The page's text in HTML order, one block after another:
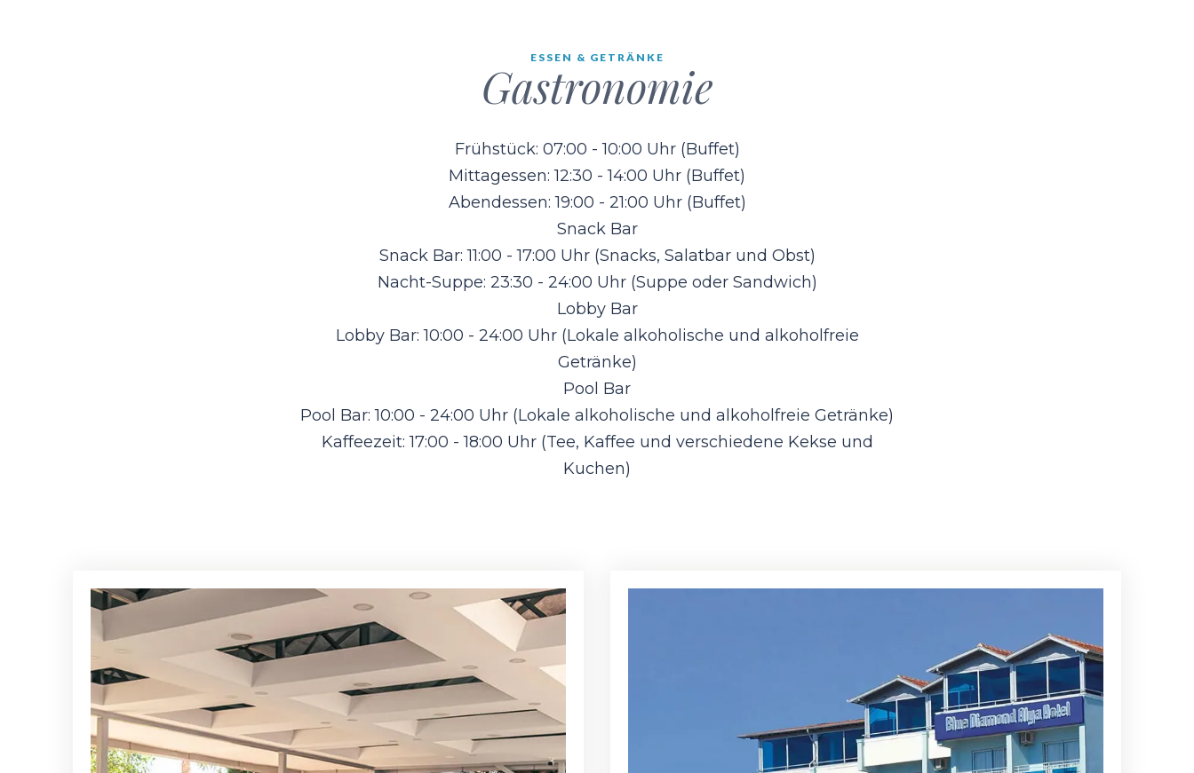
ESSEN & GETRÄNKE
Gastronomie
Frühstück: 07:00 - 10:00 Uhr (Buffet)
Mittagessen: 12:30 - 14:00 Uhr (Buffet)
Abendessen: 19:00 - 21:00 Uhr (Buffet)
Snack Bar
Snack Bar: 11:00 - 17:00 Uhr (Snacks, Salatbar und Obst)
Nacht-Suppe: 23:30 - 24:00 Uhr (Suppe oder Sandwich)
Lobby Bar
Lobby Bar: 10:00 - 24:00 Uhr (Lokale alkoholische und alkoholfreie
Getränke)
Pool Bar
Pool Bar: 10:00 - 24:00 Uhr (Lokale alkoholische und alkoholfreie Getränke)
Kaffeezeit: 17:00 - 18:00 Uhr (Tee, Kaffee und verschiedene Kekse und
Kuchen)